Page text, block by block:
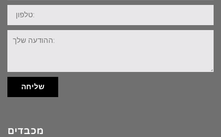
טלפון:
ההודעה
שלך:
שליחה
מכבדים